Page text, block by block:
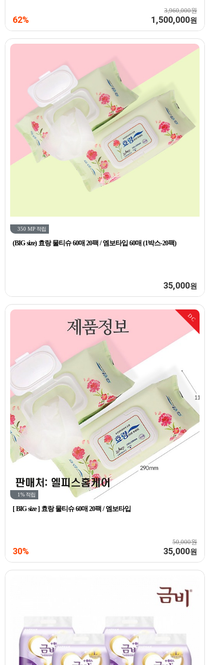
3,960,000원
62% 1,500,000원
350 MP 적립
(BIG size) 효랑 물티슈 60매 20팩 / 엠보타입 60매 (1박스-20팩)
35,000원
DC
1% 적립
[ BIG size ] 효랑 물티슈 60매 20팩 / 엠보타입
50,000원
30% 35,000원